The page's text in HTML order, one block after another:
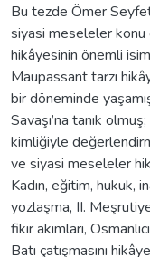
Bu tezde Ömer
siyasi meseleler konu
hikâyesinin önemli
Maupassant tarzı
bir döneminde
Savaşı’na tanık
kimliğiyle
ve siyasi meseleler
Kadın, eğitim, hukuk,
yozlaşma, II.
fikir akımları,
Batı çatışmasını